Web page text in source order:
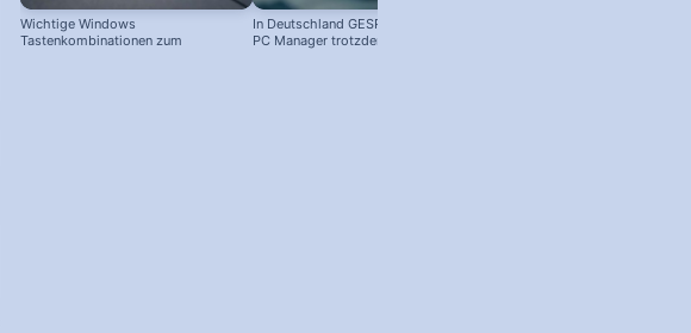
Wichtige Windows
Tastenkombinationen zum
In Deutschland GESPERRT: Microsoft
PC Manager trotzdem installieren